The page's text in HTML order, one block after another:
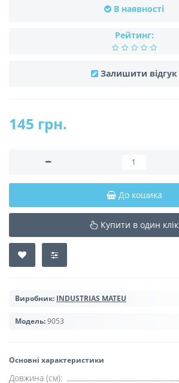
В наявності
Рейтинг:
Залишити відгук
145 грн.
До кошика
Купити в один клік
Виробник: INDUSTRIAS MATEU
Модель:9053
Основні характеристики
Довжина (см):